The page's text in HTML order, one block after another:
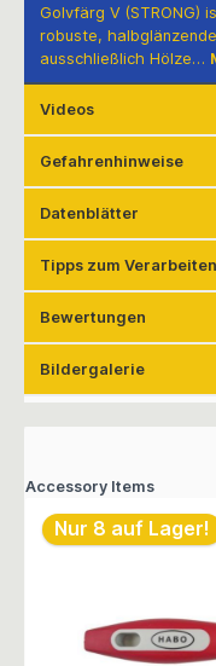
Golvfärg V (STRONG)
robuste,
ausschließlich Hölze…
Videos
Gefahrenhinweise
Datenblätter
Tipps zum Verarbeiten
Bewertungen
Bildergalerie
Accessory Items
Nur 8 auf Lager!